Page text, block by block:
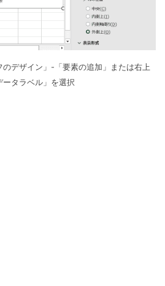
デザイン」-「要素の追加」または右上
タラベル」を選択